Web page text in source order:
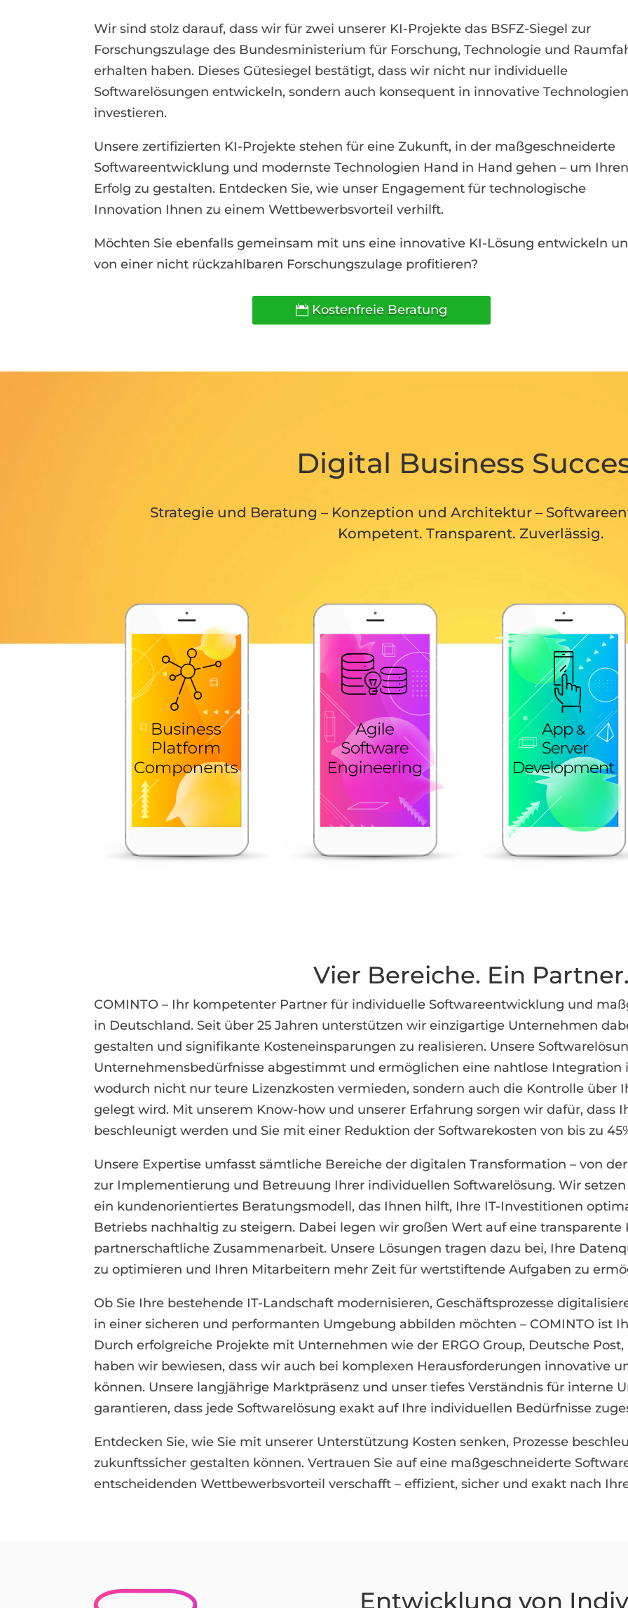
Wir sind stolz darauf, dass wir für zwei unserer KI-Projekte das BSFZ-Siegel zur
Forschungszulage des Bundesministerium für Forschung, Technologie und
erhalten haben. Dieses Gütesiegel bestätigt, dass wir nicht nur individuelle
Softwarelösungen entwickeln, sondern auch konsequent in innovative
investieren.
Unsere zertifizierten KI-Projekte stehen für eine Zukunft, in der maßgeschneiderte
Softwareentwicklung und modernste Technologien Hand in Hand gehen – um
Erfolg zu gestalten. Entdecken Sie, wie unser Engagement für technologische
Innovation Ihnen zu einem Wettbewerbsvorteil verhilft.
Möchten Sie ebenfalls gemeinsam mit uns eine innovative KI-Lösung entwickeln
von einer nicht rückzahlbaren Forschungszulage profitieren?
Kostenfreie Beratung
Digital Business
Strategie und Beratung – Konzeption und Architektur –
Kompetent. Transparent. Zuverlässig.
Vier Bereiche. Ein
COMINTO – Ihr kompetenter Partner für individuelle Softwareentwicklung und
in Deutschland. Seit über 25 Jahren unterstützen wir einzigartige Unternehmen
gestalten und signifikante Kosteneinsparungen zu realisieren. Unsere
Unternehmensbedürfnisse abgestimmt und ermöglichen eine nahtlose Integration
wodurch nicht nur teure Lizenzkosten vermieden, sondern auch die Kontrolle über
gelegt wird. Mit unserem Know-how und unserer Erfahrung sorgen wir dafür, dass
beschleunigt werden und Sie mit einer Reduktion der Softwarekosten von bis zu
Unsere Expertise umfasst sämtliche Bereiche der digitalen Transformation – von
zur Implementierung und Betreuung Ihrer individuellen Softwarelösung. Wir
ein kundenorientiertes Beratungsmodell, das Ihnen hilft, Ihre IT-Investitionen
Betriebs nachhaltig zu steigern. Dabei legen wir großen Wert auf eine
partnerschaftliche Zusammenarbeit. Unsere Lösungen tragen dazu bei, Ihre
zu optimieren und Ihren Mitarbeitern mehr Zeit für wertstiftende Aufgaben zu
Ob Sie Ihre bestehende IT-Landschaft modernisieren, Geschäftsprozesse
in einer sicheren und performanten Umgebung abbilden möchten – COMINTO ist
Durch erfolgreiche Projekte mit Unternehmen wie der ERGO Group, Deutsche
haben wir bewiesen, dass wir auch bei komplexen Herausforderungen innovative
können. Unsere langjährige Marktpräsenz und unser tiefes Verständnis für interne
garantieren, dass jede Softwarelösung exakt auf Ihre individuellen Bedürfnisse
Entdecken Sie, wie Sie mit unserer Unterstützung Kosten senken, Prozesse
zukunftssicher gestalten können. Vertrauen Sie auf eine maßgeschneiderte
entscheidenden Wettbewerbsvorteil verschafft – effizient, sicher und exakt nach
Entwicklung von